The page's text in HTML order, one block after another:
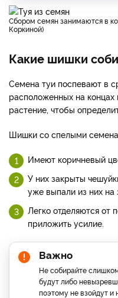
Сбором семян занимаются в конце августа–начале сентября (фото В.
Коркиной)
Какие шишки
Семена туи поспевают в
расположенных на
растение, чтобы
Шишки со спелыми
Имеют коричневый
У них закрыты
уже выпали из них на
Легко отделяются от
приложить усилие.
Важно
Не собирайте
будут либо
поэтому не взойдут и